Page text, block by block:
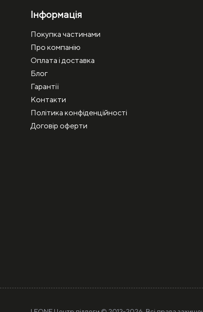
Інформація
Покупка частинами
Про компанію
Оплата і доставка
Блог
Гарантії
Контакти
Політика конфіденційності
Договір оферти